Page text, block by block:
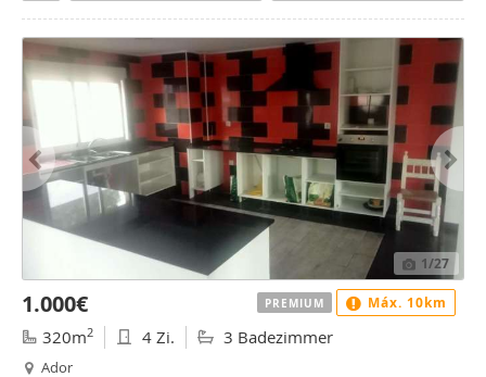
1/27
1.000€
320m2 4 Zi. 3 Badezimmer
Ador
PREMIUM Máx. 10km